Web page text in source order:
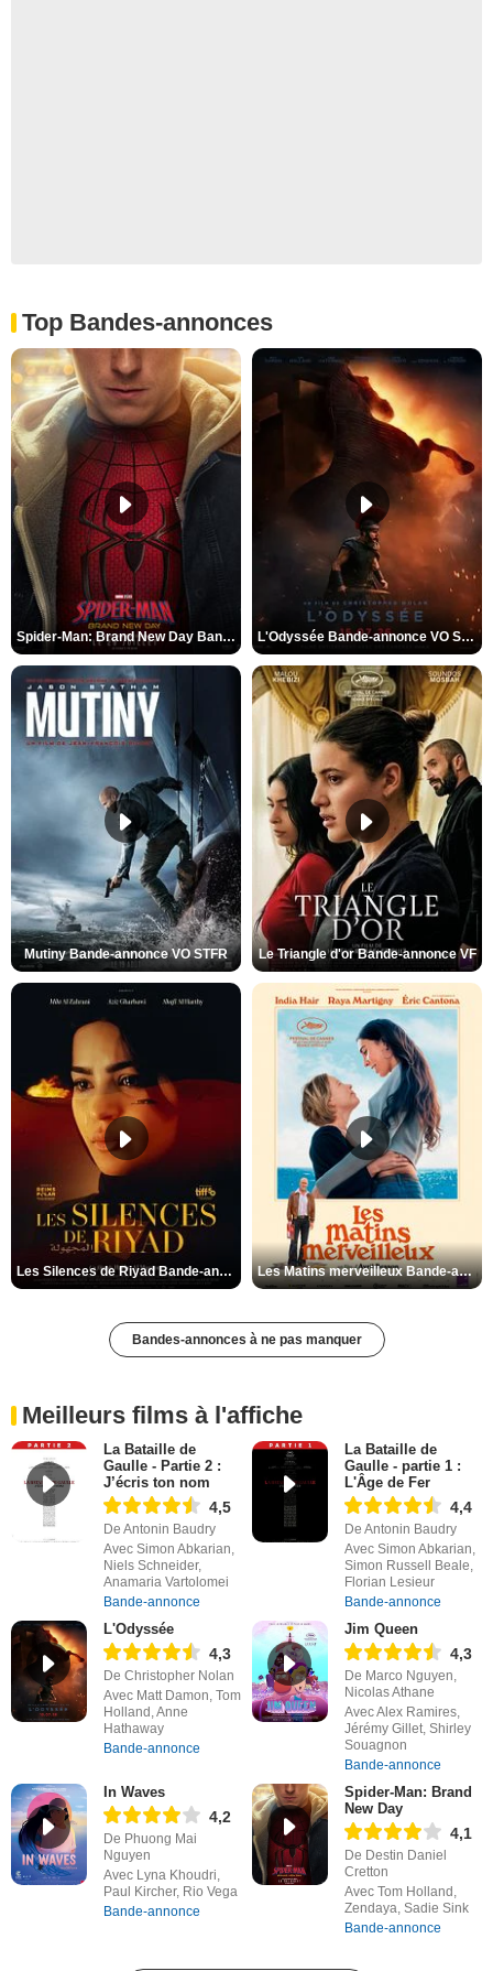
Top Bandes-annonces
Spider-Man: Brand New Day Bande-annonce VO STFR L'Odyssée Bande-annonce VO STFR
Mutiny Bande-annonce VO STFR Le Triangle d'or Bande-annonce VF
Les Silences de Riyad Bande-annonce VO STFR Les Matins merveilleux Bande-annonce VF
Bandes-annonces à ne pas manquer
Meilleurs films à l'affiche
La Bataille de
Gaulle - Partie 2 :
J’écris ton nom
4,5
De Antonin Baudry
Avec Simon Abkarian,
Niels Schneider,
Anamaria Vartolomei
Bande-annonce
La Bataille de
Gaulle - partie 1 :
L'Âge de Fer
4,4
De Antonin Baudry
Avec Simon Abkarian,
Simon Russell Beale,
Florian Lesieur
Bande-annonce
L'Odyssée
4,3
De Christopher Nolan
Avec Matt Damon, Tom
Holland, Anne
Hathaway
Bande-annonce
Jim Queen
4,3
De Marco Nguyen,
Nicolas Athane
Avec Alex Ramires,
Jérémy Gillet, Shirley
Souagnon
Bande-annonce
In Waves
4,2
De Phuong Mai
Nguyen
Avec Lyna Khoudri,
Paul Kircher, Rio Vega
Bande-annonce
Spider-Man: Brand
New Day
4,1
De Destin Daniel
Cretton
Avec Tom Holland,
Zendaya, Sadie Sink
Bande-annonce